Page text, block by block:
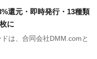
還元・即時発行・13種類
に
は、合同会社DMM.comと